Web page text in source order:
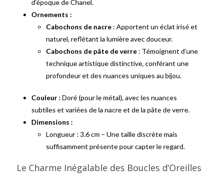
d’époque de Chanel.
Ornements :
Cabochons de nacre : Apportent un éclat irisé et
naturel, reflétant la lumière avec douceur.
Cabochons de pâte de verre : Témoignent d’une
technique artistique distinctive, conférant une
profondeur et des nuances uniques au bijou.
Couleur : Doré (pour le métal), avec les nuances
subtiles et variées de la nacre et de la pâte de verre.
Dimensions :
Longueur : 3.6 cm – Une taille discrète mais
suffisamment présente pour capter le regard.
Le Charme Inégalable des Boucles d’Oreilles